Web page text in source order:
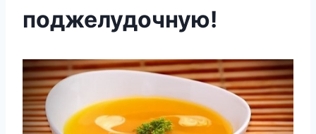
поджелудочную!